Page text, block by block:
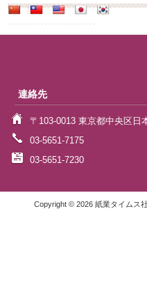
連絡先
〒103-0013 東京都中央区日
03-5651-7175
03-5651-7230
Copyright © 2026 紙業タイムス